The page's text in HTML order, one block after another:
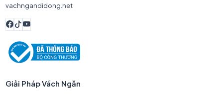
vachngandidong.net
Giải Pháp Vách Ngăn